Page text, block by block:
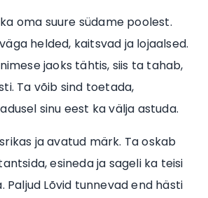
oma suure südame poolest.
helded, kaitsvad ja lojaalsed.
jaoks tähtis, siis ta tahab,
Ta võib sind toetada,
sinu eest ka välja astuda.
ja avatud märk. Ta oskab
esineda ja sageli ka teisi
Paljud Lõvid tunnevad end hästi